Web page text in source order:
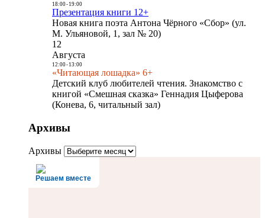
18:00- 19:00
Презентация книги 12+
Новая книга поэта Антона Чёрного «Сбор» (ул.
М. Ульяновой, 1, зал № 20)
12
Августа
12:00- 13:00
«Читающая лошадка» 6+
Детский клуб любителей чтения. Знакомство с
книгой «Смешная сказка» Геннадия Цыферова
(Конева, 6, читальный зал)
Архивы
Архивы
Решаем вместе